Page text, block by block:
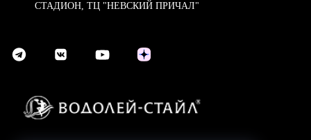
СТАДИОН, ТЦ "НЕВСКИЙ ПРИЧАЛ"